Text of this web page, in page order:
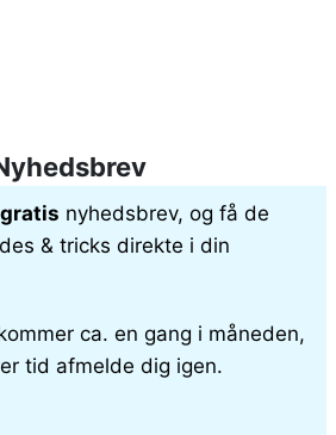
gratis nyhedsbrev, og få de
& tricks direkte i din
ca. en gang i måneden,
tid afmelde dig igen.